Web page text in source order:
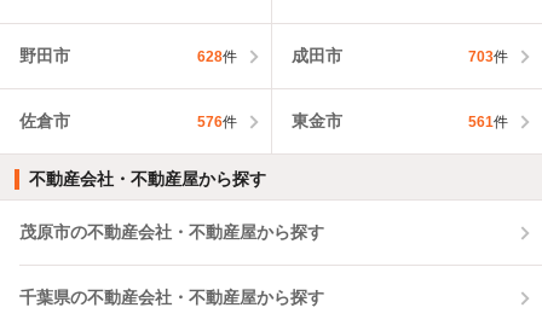
野田市 628件 成田市 703件
佐倉市 576件 東金市 561件
不動産会社・不動産屋から探す
茂原市の不動産会社・不動産屋から探す
千葉県の不動産会社・不動産屋から探す